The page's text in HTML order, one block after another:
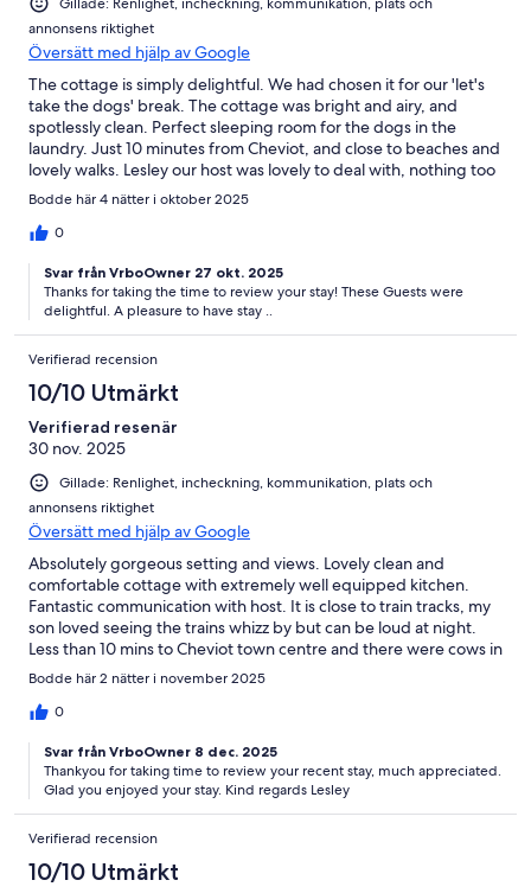
annonsens riktighet
Översätt med hjälp av Google
The cottage is simply delightful. We had chosen it for our 'let's
take the dogs' break. The cottage was bright and airy, and
spotlessly clean. Perfect sleeping room for the dogs in the
laundry. Just 10 minutes from Cheviot, and close to beaches and
lovely walks. Lesley our host was lovely to deal with, nothing too
much trouble. FABULOUS!
Bodde här 4 nätter i oktober 2025
0
Svar från VrboOwner 27 okt. 2025
Thanks for taking the time to review your stay! These Guests were
delightful. A pleasure to have stay ..
Verifierad recension
10/10 Utmärkt
Verifierad resenär
30 nov. 2025
Gillade: Renlighet, incheckning, kommunikation, plats och
annonsens riktighet
Översätt med hjälp av Google
Absolutely gorgeous setting and views. Lovely clean and
comfortable cottage with extremely well equipped kitchen.
Fantastic communication with host. It is close to train tracks, my
son loved seeing the trains whizz by but can be loud at night.
Less than 10 mins to Cheviot town centre and there were cows in
the paddock beside us which was lovely rural experience.
Overall we really enjoyed our stay!
Bodde här 2 nätter i november 2025
0
Svar från VrboOwner 8 dec. 2025
Thankyou for taking time to review your recent stay, much appreciated.
Glad you enjoyed your stay. Kind regards Lesley
Verifierad recension
10/10 Utmärkt